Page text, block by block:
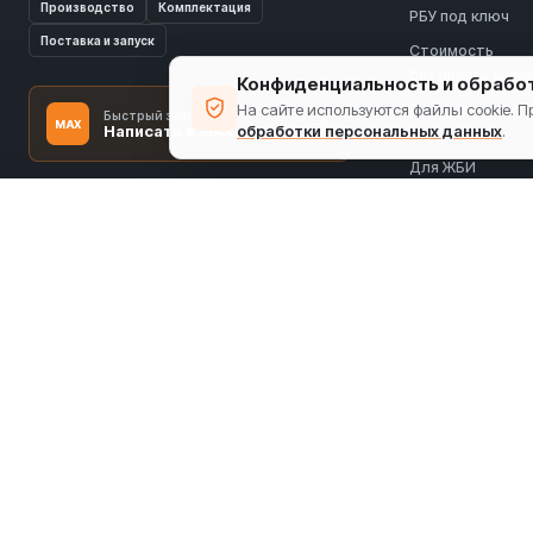
Производство Комплектация
Поставка и запуск
MAX
Быстрый запрос
Написать в MAX
РБУ под ключ
Стоимость
бетонного
Для товарного
бетона
Для ЖБИ
Конфиденциальность и
На сайте используются файлы cookie.
обработки персональных данных.